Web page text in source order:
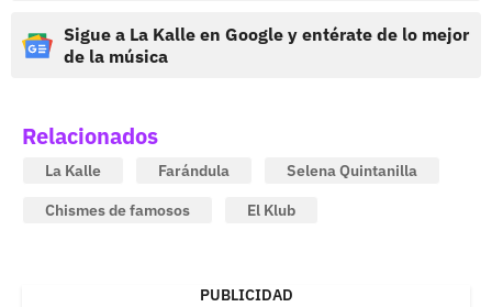
Sigue a La Kalle en Google y entérate de lo mejor
de la música
Relacionados
La Kalle Farándula
Selena Quintanilla
Chismes de famosos
El Klub
PUBLICIDAD